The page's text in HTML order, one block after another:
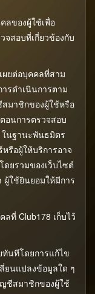
ลของผู้ใช้เพื่อ
สอบที่เกี่ยวข้องกับ
ผยต่อบุคคลที่สาม
ารดำเนินการตาม
มาชิกของผู้ใช้หรือ
อนการตรวจสอบ
นฐานะพันธมิตร
รือผู้ให้บริการอาจ
ยรวมของเว็บไซต์
ผู้ใช้ยินยอมให้มีการ
ที่ Club178 เก็บไว้
ทันทีโดยการแก้ไข
ยนแปลงข้อมูลใด ๆ
ญชีสมาชิกของผู้ใช้